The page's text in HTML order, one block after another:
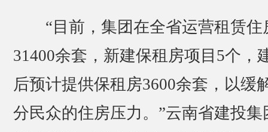
“目前，集团在全省运营租赁住
31400余套，新建保租房项目5个，
后预计提供保租房3600余套，以缓
分民众的住房压力。”云南省建投集